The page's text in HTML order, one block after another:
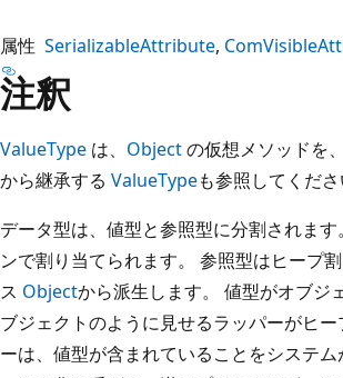
属性 SerializableAttribute
注釈
ValueType は、 Objectの仮想メソッドを
から継承する ValueTypeも参照してくださ
データ型は、値型と参照型に分割されま
ンで割り当てられます。 参照型はヒープ
ス Objectから派生します。 値型がオブジ
ブジェクトのように見せるラッパーがヒ
ーは、値型が含まれていることをシステ